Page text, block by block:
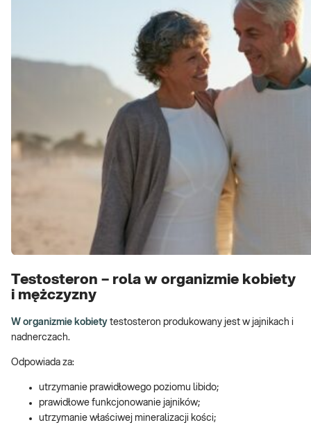
Testosteron – rola w organizmie kobiety
i mężczyzny
W organizmie kobiety testosteron produkowany jest w jajnikach i
nadnerczach.
Odpowiada za:
utrzymanie prawidłowego poziomu libido;
prawidłowe funkcjonowanie jajników;
utrzymanie właściwej mineralizacji kości;